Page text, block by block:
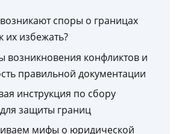
споры о границах
их избежать?
возникновения конфликтов и
правильной документации
инструкция по сбору
защиты границ
мифы о юридической